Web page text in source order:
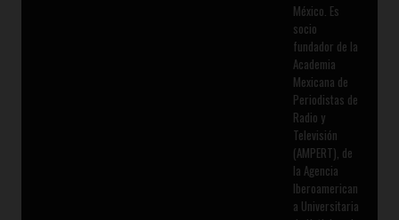
México. Es
socio
fundador de la
Academia
Mexicana de
Periodistas de
Radio y
Televisión
(AMPERT), de
la Agencia
Iberoamerican
a Universitaria